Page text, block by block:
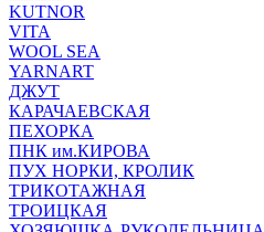
KUTNOR
VITA
WOOL SEA
YARNART
ДЖУТ
КАРАЧАЕВСКАЯ
ПЕХОРКА
ПНК им.КИРОВА
ПУХ НОРКИ, КРОЛИК
ТРИКОТАЖНАЯ
ТРОИЦКАЯ